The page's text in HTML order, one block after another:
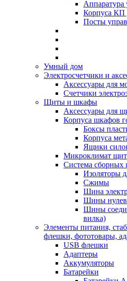
Аппаратура
Корпуса КП
Посты
Умный дом
Электросчетчики и
Аксессуары для
Счетчики
Щиты и шкафы
Аксессуары для
Корпуса шкафов
Боксы
Корпуса
Ящики
Микроклимат
Система сборных
Изоляторы
Сжимы
Шина
Шины
Шины
вилка)
Элементы питания,
флешки, фототовары,
USB флешки
Адаптеры
Аккумуляторы
Батарейки